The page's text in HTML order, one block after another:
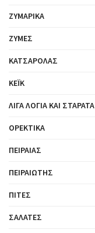
ΖΥΜΑΡΙΚΆ
ΖΎΜΕΣ
ΚΑΤΣΑΡΌΛΑΣ
ΚΈΙΚ
ΛΊΓΑ ΛΌΓΙΑ ΚΑΙ ΣΤΑΡΆΤΑ
ΟΡΕΚΤΙΚΆ
ΠΕΙΡΑΙΆΣ
ΠΕΙΡΑΙΏΤΗΣ
ΠΊΤΕΣ
ΣΑΛΆΤΕΣ